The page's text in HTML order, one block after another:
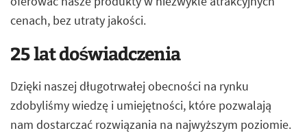
cenach, bez utraty jakości.
25 lat doświadczenia
Dzięki naszej długotrwałej obecności na rynku
zdobyliśmy wiedzę i umiejętności, które pozwalają
nam dostarczać rozwiązania na najwyższym poziomie.